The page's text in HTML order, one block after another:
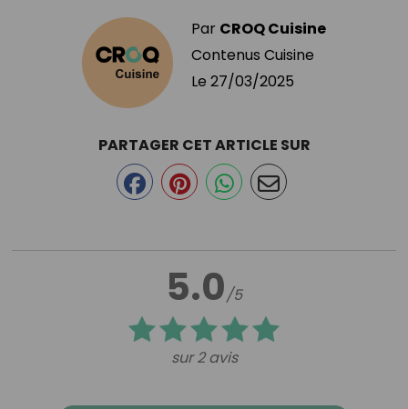
Par CROQ Cuisine
Contenus Cuisine
Le 27/03/2025
5.0/5
sur 2 avis
PARTAGER CET ARTICLE SUR